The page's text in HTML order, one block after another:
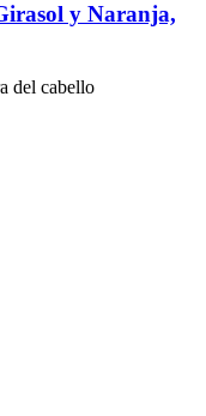
y Naranja,
del cabello